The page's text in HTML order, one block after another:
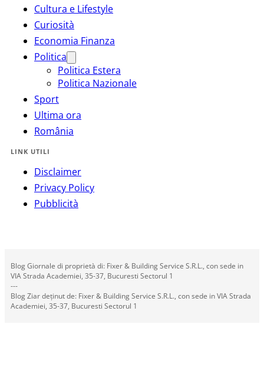
Cultura e Lifestyle
Curiosità
Economia Finanza
Politica
Politica Estera
Politica Nazionale
Sport
Ultima ora
România
LINK UTILI
Disclaimer
Privacy Policy
Pubblicità
Blog Giornale di proprietà di: Fixer & Building Service S.R.L., con sede in
VIA Strada Academiei, 35-37, Bucuresti Sectorul 1
---
Blog Ziar deținut de: Fixer & Building Service S.R.L., con sede in VIA Strada
Academiei, 35-37, Bucuresti Sectorul 1